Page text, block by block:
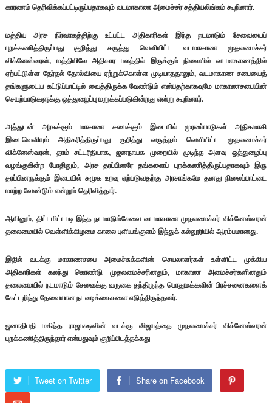
காரணம் தெரிவிக்கப்பட்டிருப்பதாகவும் வடமாகாண அமைச்சர் சத்தியலிங்கம் கூறினார்.
மத்திய அரச நிர்வாகத்திற்கு உட்பட்ட அதிகாரிகள் இந்த நடமாடும் சேவையைப்
புறக்கணித்திருப்பது குறித்து கருத்து வெளியிட்ட வடமாகாண முதலமைச்சர்
விக்னேஸ்வரன், மத்தியிலே அதிகார பலத்தில் இருக்கும் நிலையில் வடமாகாணத்தில்
ஏற்பட்டுள்ள தேர்தல் தோல்வியை ஏற்றுக்கொள்ள முடியாததாலும், வடமாகாண சபையைத்
தங்களுடைய கட்டுப்பாட்டில் வைத்திருக்க வேண்டும் என்பதற்காகவுமே மாகாணசபையின்
செயற்பாடுகளுக்கு ஒத்துழைப்பு மறுக்கப்படுகின்றது என்று கூறினார்.
அத்துடன் அரசுக்கும் மாகாண சபைக்கும் இடையில் முரண்பாடுகள் அதிகமாகி
இடைவெளியும் அதிகரித்திருப்பது குறித்து வருத்தம் வெளியிட்ட முதலமைச்சர்
விக்னேஸ்வரன், தாம் சட்டரீதியாக, ஜனநாயக முறையில் முடிந்த அளவு ஒத்துழைப்பு
வழங்குகின்ற போதிலும், அரச தரப்பினரே தங்களைப் புறக்கணித்திருப்பதாகவும் இரு
தரப்பினருக்கும் இடையில் சுமுக உறவு ஏற்படுவதற்கு அரசாங்கமே தனது நிலைப்பாட்டை
மாற்ற வேண்டும் என்றும் தெரிவித்தார்.
ஆயினும், திட்டமிட்டபடி இந்த நடமாடும்சேவை வடமாகாண முதலமைச்சர் விக்னேஸ்வரன்
தலைமையில் வெள்ளிக்கிழமை காலை புளியங்குளம் இந்துக் கல்லூரியில் ஆரம்பமானது.
இதில் வடக்கு மாகாணசபை அமைச்சுக்களின் செயலாளர்கள் உள்ளிட்ட முக்கிய
அதிகாரிகள் கலந்து கொண்டு முதலமைச்சரினதும், மாகாண அமைச்சர்களினதும்
தலைமையில் நடமாடும் சேவைக்கு வருகை தந்திருந்த பொதுமக்களின் பிரச்சனைகளைக்
கேட்டறிந்து தேவையான நடவடிக்கைகளை எடுத்திருந்தனர்.
ஜனாதிபதி மகிந்த ராஜபக்ஷவின் வடக்கு விஜயத்தை முதலமைச்சர் விக்னேஸ்வரன்
புறக்கணித்திருந்தார் என்பதுவும் குறிப்பிடத்தக்கது
Tweet on Twitter Share on Facebook